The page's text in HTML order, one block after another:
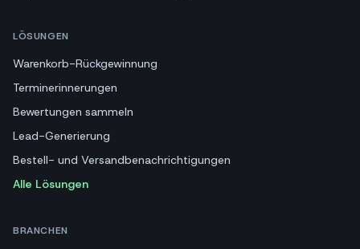
LÖSUNGEN
Warenkorb-Rückgewinnung
Terminerinnerungen
Bewertungen sammeln
Lead-Generierung
Bestell- und Versandbenachrichtigungen
Alle Lösungen
BRANCHEN